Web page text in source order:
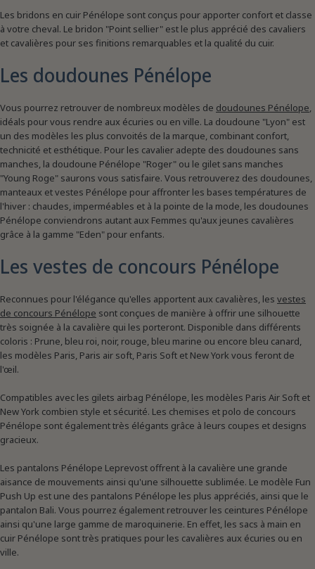
Les bridons en cuir Pénélope sont conçus pour apporter confort et classe
à votre cheval. Le bridon "Point sellier" est le plus apprécié des cavaliers
et cavalières pour ses finitions remarquables et la qualité du cuir.
Les doudounes Pénélope
Vous pourrez retrouver de nombreux modèles de doudounes Pénélope,
idéals pour vous rendre aux écuries ou en ville. La doudoune "Lyon" est
un des modèles les plus convoités de la marque, combinant confort,
technicité et esthétique. Pour les cavalier adepte des doudounes sans
manches, la doudoune Pénélope "Roger" ou le gilet sans manches
"Young Roge" saurons vous satisfaire. Vous retrouverez des doudounes,
manteaux et vestes Pénélope pour affronter les bases températures de
l'hiver : chaudes, imperméables et à la pointe de la mode, les doudounes
Pénélope conviendrons autant aux Femmes qu'aux jeunes cavalières
grâce à la gamme "Eden" pour enfants.
Les vestes de concours Pénélope
Reconnues pour l'élégance qu'elles apportent aux cavalières, les vestes
de concours Pénélope sont conçues de manière à offrir une silhouette
très soignée à la cavalière qui les porteront. Disponible dans différents
coloris : Prune, bleu roi, noir, rouge, bleu marine ou encore bleu canard,
les modèles Paris, Paris air soft, Paris Soft et New York vous feront de
l'œil.
Compatibles avec les gilets airbag Pénélope, les modèles Paris Air Soft et
New York combien style et sécurité. Les chemises et polo de concours
Pénélope sont également très élégants grâce à leurs coupes et designs
gracieux.
Les pantalons Pénélope Leprevost offrent à la cavalière une grande
aisance de mouvements ainsi qu'une silhouette sublimée. Le modèle Fun
Push Up est une des pantalons Pénélope les plus appréciés, ainsi que le
pantalon Bali. Vous pourrez également retrouver les ceintures Pénélope
ainsi qu'une large gamme de maroquinerie. En effet, les sacs à main en
cuir Pénélope sont très pratiques pour les cavalières aux écuries ou en
ville.